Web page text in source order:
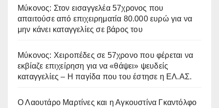
Μύκονος: Στον εισαγγελέα 57χρονος που
απαιτούσε από επιχειρηματία 80.000 ευρώ για να
μην κάνει καταγγελίες σε βάρος του
Μύκονος: Χειροπέδες σε 57χρονο που φέρεται να
εκβίαζε επιχείρηση για να «θάψει» ψευδείς
καταγγελίες – Η παγίδα που του έστησε η ΕΛ.ΑΣ.
Ο Λαουτάρο Μαρτίνες και η Αγκουστίνα Γκαντόλφο